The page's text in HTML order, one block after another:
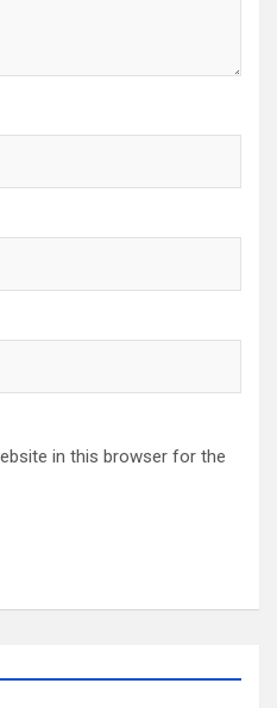
in this browser for the